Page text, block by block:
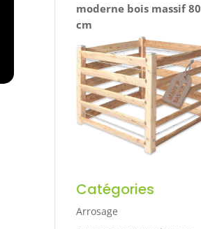
moderne bois massif 80
cm
Catégories
Arrosage